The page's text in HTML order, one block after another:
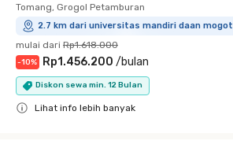
Tomang, Grogol Petamburan
2.7 km dari universitas mandiri daan mogot
mulai dari Rp1.618.000
-10% Rp1.456.200 /bulan
Diskon sewa min. 12 Bulan
Lihat info lebih banyak